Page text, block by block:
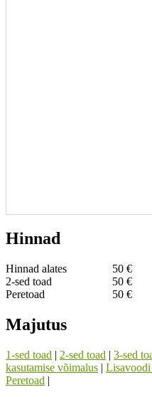
Hinnad
Hinnad alates
50 €
2-sed toad
50 €
Peretoad
50 €
Majutus
1-sed toad | 2-sed toad | 3-sed
kasutamise võimalus | Lisavoodi
Peretoad |